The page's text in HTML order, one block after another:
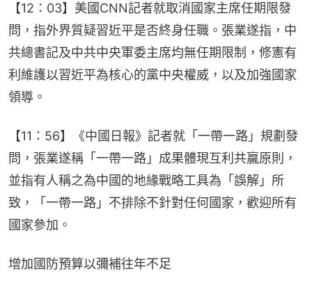
【12：03】美國CNN記者就取消國家主席任期限發
問，指外界質疑習近平是否終身任職。張業遂指，中
共總書記及中共中央軍委主席均無任期限制，修憲有
利維護以習近平為核心的黨中央權威，以及加強國家
領導。
【11：56】《中國日報》記者就「一帶一路」規劃發
問，張業遂稱「一帶一路」成果體現互利共贏原則，
並指有人稱之為中國的地緣戰略工具為「誤解」所
致，「一帶一路」不排除不針對任何國家，歡迎所有
國家參加。
增加國防預算以彌補往年不足